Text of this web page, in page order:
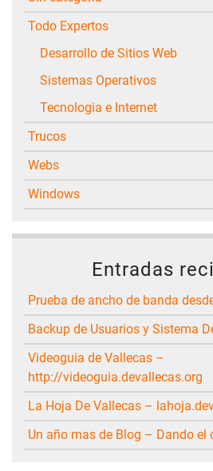
Todo Expertos
Desarrollo de Sitios Web
Sistemas Operativos
Tecnologia e Internet
Trucos
Webs
Windows
Entradas
Prueba de ancho de banda
Backup de Usuarios y Sistema
Videoguia de Vallecas –
http://videoguia.devallecas.org
La Hoja De Vallecas –
Un año mas de Blog – Dando